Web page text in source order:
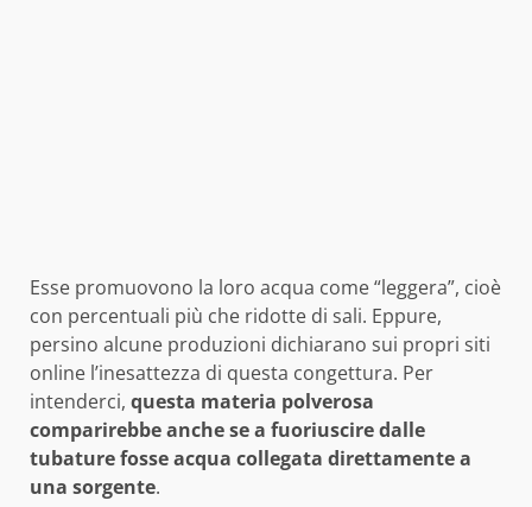
Esse promuovono la loro acqua come “leggera”, cioè
con percentuali più che ridotte di sali. Eppure,
persino alcune produzioni dichiarano sui propri siti
online l’inesattezza di questa congettura. Per
intenderci, questa materia polverosa
comparirebbe anche se a fuoriuscire dalle
tubature fosse acqua collegata direttamente a
una sorgente.